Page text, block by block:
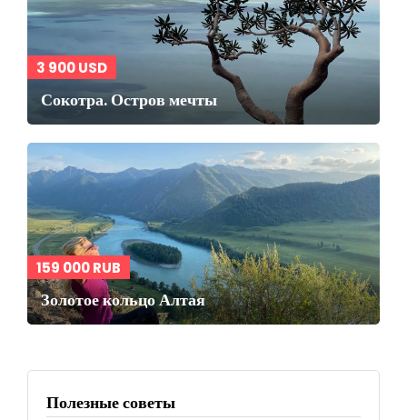
3 900 USD
Сокотра. Остров мечты
159 000 RUB
Золотое кольцо Алтая
Полезные советы